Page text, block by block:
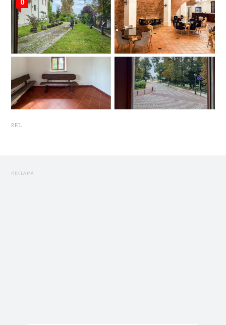
RED.
REKLAMA